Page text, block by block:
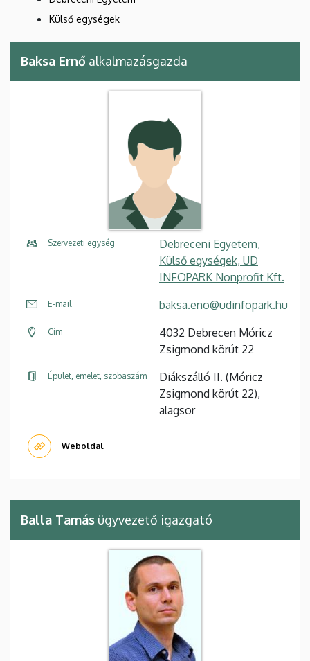
Külső egységek
Baksa Ernő alkalmazásgazda
Szervezeti egység
Debreceni Egyetem,
Külső egységek, UD
INFOPARK Nonprofit Kft.
E-mail baksa.eno@udinfopark.hu
Cím
4032 Debrecen Móricz
Zsigmond körút 22
Épület, emelet, szobaszám
Diákszálló II. (Móricz
Zsigmond körút 22),
alagsor
Weboldal
Balla Tamás ügyvezető igazgató